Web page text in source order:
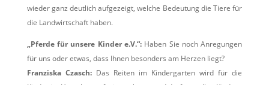
wieder ganz deutlich aufgezeigt, welche Bedeutung die Tiere für
die Landwirtschaft haben.
„Pferde für unsere Kinder e.V.“: Haben Sie noch Anregungen
für uns oder etwas, dass Ihnen besonders am Herzen liegt?
Franziska Czasch:Das Reiten im Kindergarten wird für die